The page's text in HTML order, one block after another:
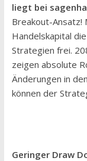
liegt bei
Breakout-
Handelskapital
Strategien frei.
zeigen absolute
Änderungen in
können der
Geringer Draw